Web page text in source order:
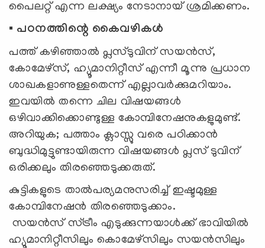
പൈലറ്റ് എന്ന ലക്ഷ്യം നേടാനായ് ശ്രമിക്കണം.
▪️ പഠനത്തിന്റെ കൈവഴികള്‍
പത്ത് കഴിഞ്ഞാൽ പ്ലസ്ടുവിന് സയന്‍സ്,
കോമേഴ്‌സ്, ഹ്യൂമാനിറ്റീസ് എന്നീ മൂന്നു പ്രധാന
ശാഖകളാണുള്ളതെന്ന് എല്ലാവര്‍ക്കുമറിയാം.
ഇവയില്‍ തന്നെ ചില വിഷയങ്ങള്‍
ഒഴിവാക്കിക്കൊണ്ടുള്ള കോമ്പിനേഷനുകളുമുണ്ട്.
അറിയുക; പത്താം ക്ലാസ്സു വരെ പഠിക്കാന്‍
ബുദ്ധിമുട്ടുണ്ടായിരുന്ന വിഷയങ്ങള്‍ പ്ലസ് ടുവിന്
ഒരിക്കലും തിരഞ്ഞെടുക്കരുത്.
കുട്ടികളുടെ താല്‍പര്യമനുസരിച്ച് ഇഷ്ടമുള്ള
കോമ്പിനേഷന്‍ തിരഞ്ഞെടുക്കാം.
സയന്‍സ് സ്ട്രീം എടുക്കുന്നയാള്‍ക്ക് ഭാവിയിൽ
ഹ്യൂമാനിറ്റീസിലും കൊമേഴ്‌സിലും സയന്‍സിലും